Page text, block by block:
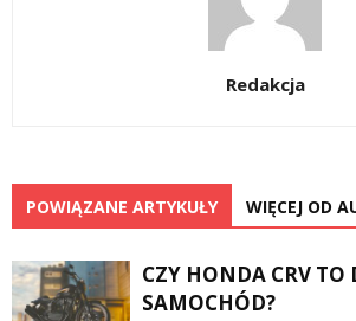
Redakcja
POWIĄZANE ARTYKUŁY WIĘCEJ OD
CZY HONDA CRV TO
SAMOCHÓD?